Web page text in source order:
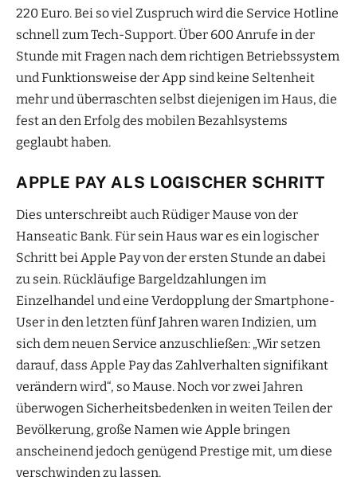
220 Euro. Bei so viel Zuspruch wird die Service Hotline
schnell zum Tech-Support. Über 600 Anrufe in der
Stunde mit Fragen nach dem richtigen Betriebssystem
und Funktionsweise der App sind keine Seltenheit
mehr und überraschten selbst diejenigen im Haus, die
fest an den Erfolg des mobilen Bezahlsystems
geglaubt haben.
APPLE PAY ALS LOGISCHER SCHRITT
Dies unterschreibt auch Rüdiger Mause von der
Hanseatic Bank. Für sein Haus war es ein logischer
Schritt bei Apple Pay von der ersten Stunde an dabei
zu sein. Rückläufige Bargeldzahlungen im
Einzelhandel und eine Verdopplung der Smartphone-
User in den letzten fünf Jahren waren Indizien, um
sich dem neuen Service anzuschließen: „Wir setzen
darauf, dass Apple Pay das Zahlverhalten signifikant
verändern wird“, so Mause. Noch vor zwei Jahren
überwogen Sicherheitsbedenken in weiten Teilen der
Bevölkerung, große Namen wie Apple bringen
anscheinend jedoch genügend Prestige mit, um diese
verschwinden zu lassen.